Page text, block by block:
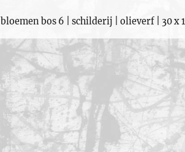
bloemen bos 6 | schilderij | olieverf | 30 x